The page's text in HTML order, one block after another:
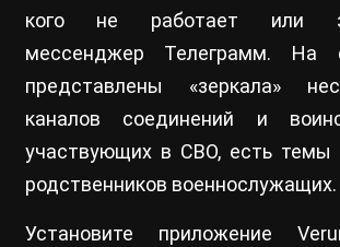
кого не работает или
мессенджер Телеграмм. На
представлены «зеркала»
каналов соединений и
участвующих в СВО, есть темы
родственников военнослужащих.
Установите приложение